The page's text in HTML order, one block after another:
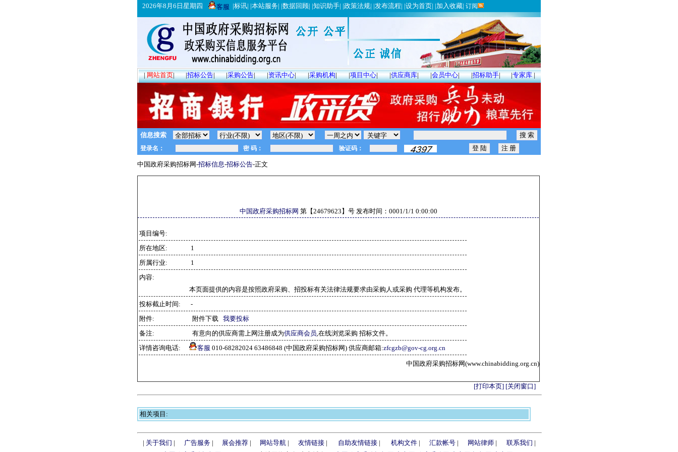
2026年8月6日星期四 客服 |标讯| |本站服务| |数据回顾| |知识助手| |政策法规| |发布流程| |设为首页| |加入收藏| 订阅
|网站首页| |招标公告| |采购公告| |资讯中心| |采购机构| |项目中心| |供应商库| |会员中心| |招标助手| |专家库|
信息搜索
中国政府采购招标网-招标信息-招标公告-正文
中国政府采购招标网 第【24679623 】号 发布时间： 0001/1/1 0:00:00
项目编号:
所在地区:
1
所属行业:
1
内容:
本页面提供的内容是按照政府采购、招投标有关法律法规要求由采购人或采购 代理等机构发布。
投标截止时间:
-
附件:
附件下载 我要投标
备注:
有意向的供应商需上网注册成为供应商会员,在线浏览采购 招标文件。
详情咨询电话:
客服 010-68282024 63486848 (中国政府采购招标网) 供应商邮箱:zfcgzb@gov-cg.org.cn
中国政府采购招标网(www.chinabidding.org.cn)
[打印本页] [关闭窗口]
相关项目:
| 关于我们 | 广告服务| 展会推荐| 网站导航 | 友情链接 | 自助友情链接 | 机构文件 | 汇款帐号 | 网站律师 | 联系我们 |